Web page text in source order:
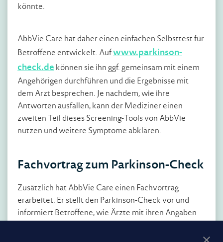
könnte.
AbbVie Care hat daher einen einfachen Selbsttest für
Betroffene entwickelt. Aufwww.parkinson-
check.de können sie ihn ggf. gemeinsam mit einem
Angehörigen durchführen und die Ergebnisse mit
dem Arzt besprechen. Je nachdem, wie ihre
Antworten ausfallen, kann der Mediziner einen
zweiten Teil dieses Screening-Tools von AbbVie
nutzen und weitere Symptome abklären.
Fachvortrag zum Parkinson-Check
Zusätzlich hat AbbVie Care einen Fachvortrag
erarbeitet. Er stellt den Parkinson-Check vor und
informiert Betroffene, wie Ärzte mit ihren Angaben